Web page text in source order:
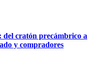
del cratón precámbrico a
y compradores